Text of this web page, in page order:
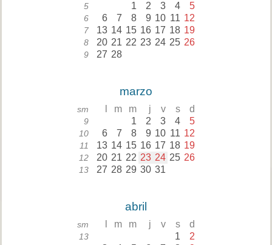
5 1 2 3 4 5
6 6 7 8 9 10 11 12
7 13 14 15 16 17 18 19
8 20 21 22 23 24 25 26
9 27 28
marzo
sm m m j v s d
9 1 2 3 4 5
10 6 7 8 9 10 11 12
11 13 14 15 16 17 18 19
12 20 21 22 23 24 25 26
13 27 28 29 30 31
abril
sm m m j v s d
13 1 2